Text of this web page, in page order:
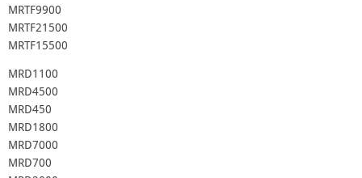
MRTF9900
MRTF21500
MRTF15500
MRD1100
MRD4500
MRD450
MRD1800
MRD7000
MRD700